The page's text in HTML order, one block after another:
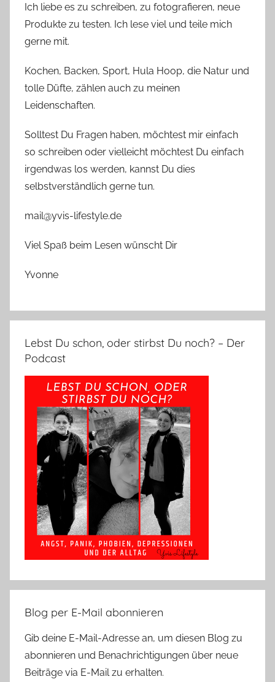
Ich liebe es zu schreiben, zu fotografieren, neue
Produkte zu testen. Ich lese viel und teile mich
gerne mit.
Kochen, Backen, Sport, Hula Hoop, die Natur und
tolle Düfte, zählen auch zu meinen
Leidenschaften.
Solltest Du Fragen haben, möchtest mir einfach
so schreiben oder vielleicht möchtest Du einfach
irgendwas los werden, kannst Du dies
selbstverständlich gerne tun.
mail@yvis-lifestyle.de
Viel Spaß beim Lesen wünscht Dir
Yvonne
Lebst Du schon, oder stirbst Du noch? – Der
Podcast
Blog per E-Mail abonnieren
Gib deine E-Mail-Adresse an, um diesen Blog zu
abonnieren und Benachrichtigungen über neue
Beiträge via E-Mail zu erhalten.